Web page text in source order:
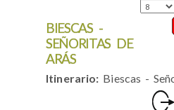
BIESCAS -
SEÑORITAS DE
ARÁS
Itinerario: Biescas -